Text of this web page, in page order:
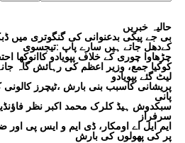
حالیہ خبریں
بی جے پیکی بدعنوانی کی گنگوتری میں
کےدھل جاتے ہیں سارے پاپ :تیجسوی
چڑھاوا چوری کے خلاف پپویادو کاانوکھا
کوکیا جمع، وزیر اعظم کی رہائش گاہ
لیٹ گئے پپویادو
پریشانی کاسبب بنی بارش ،ٹیچرز
پانی
سبکدوش ہیڈ کلرک محمد اکبر نظر
سرفراز
ایم ایل اے اومکار، ڈی ایم و ایس پی اور
پر کی پھولوں کی بارش